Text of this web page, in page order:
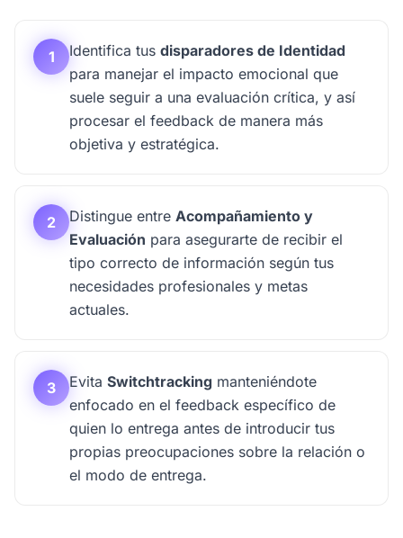
1 Identifica tus disparadores de Identidad
para manejar el impacto emocional que
suele seguir a una evaluación crítica, y así
procesar el feedback de manera más
objetiva y estratégica.
2 Distingue entre Acompañamiento y
Evaluación para asegurarte de recibir el
tipo correcto de información según tus
necesidades profesionales y metas
actuales.
3 Evita Switchtracking manteniéndote
enfocado en el feedback específico de
quien lo entrega antes de introducir tus
propias preocupaciones sobre la relación o
el modo de entrega.